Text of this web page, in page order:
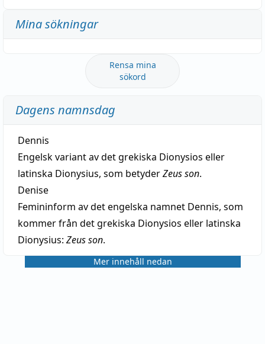
Mina sökningar
Rensa mina
sökord
Dagens namnsdag
Dennis
Engelsk variant av det grekiska Dionysios eller
latinska Dionysius, som betyderZeus son.
Denise
Femininform av det engelska namnet Dennis, som
kommer från det grekiska Dionysios eller latinska
Dionysius: Zeus son.
Mer innehåll nedan